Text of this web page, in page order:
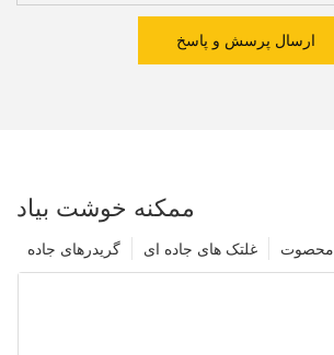
ارسال پرسش و پاسخ
ممکنه خوشت بیاد
محصوت غلتک های جاده ای گریدرهای جاده